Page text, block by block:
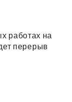
работах на
перерыв